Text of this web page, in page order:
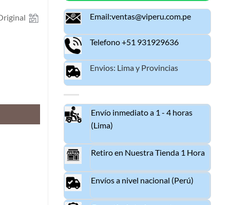
Email:ventas@viperu.com.pe
Telefono +51 931929636
Envios: Lima y Provincias
Envío inmediato a 1 - 4 horas
(Lima)
Retiro en Nuestra Tienda 1 Hora
Envíos a nivel nacional (Perú)